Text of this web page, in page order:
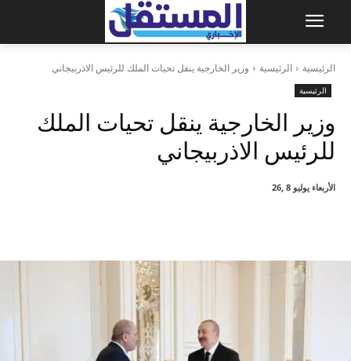
الرئيسية الرئيسية وزير الخارجية ينقل تحيات الملك للرئيس الاذربيجاني
الرئيسية
وزير الخارجية ينقل تحيات الملك
للرئيس الاذربيجاني
الأربعاء يوليو 8 ,26